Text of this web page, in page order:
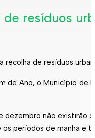
resíduos
recolha de resíduos
de Ano, o Município de
dezembro não existirão
períodos de manhã e